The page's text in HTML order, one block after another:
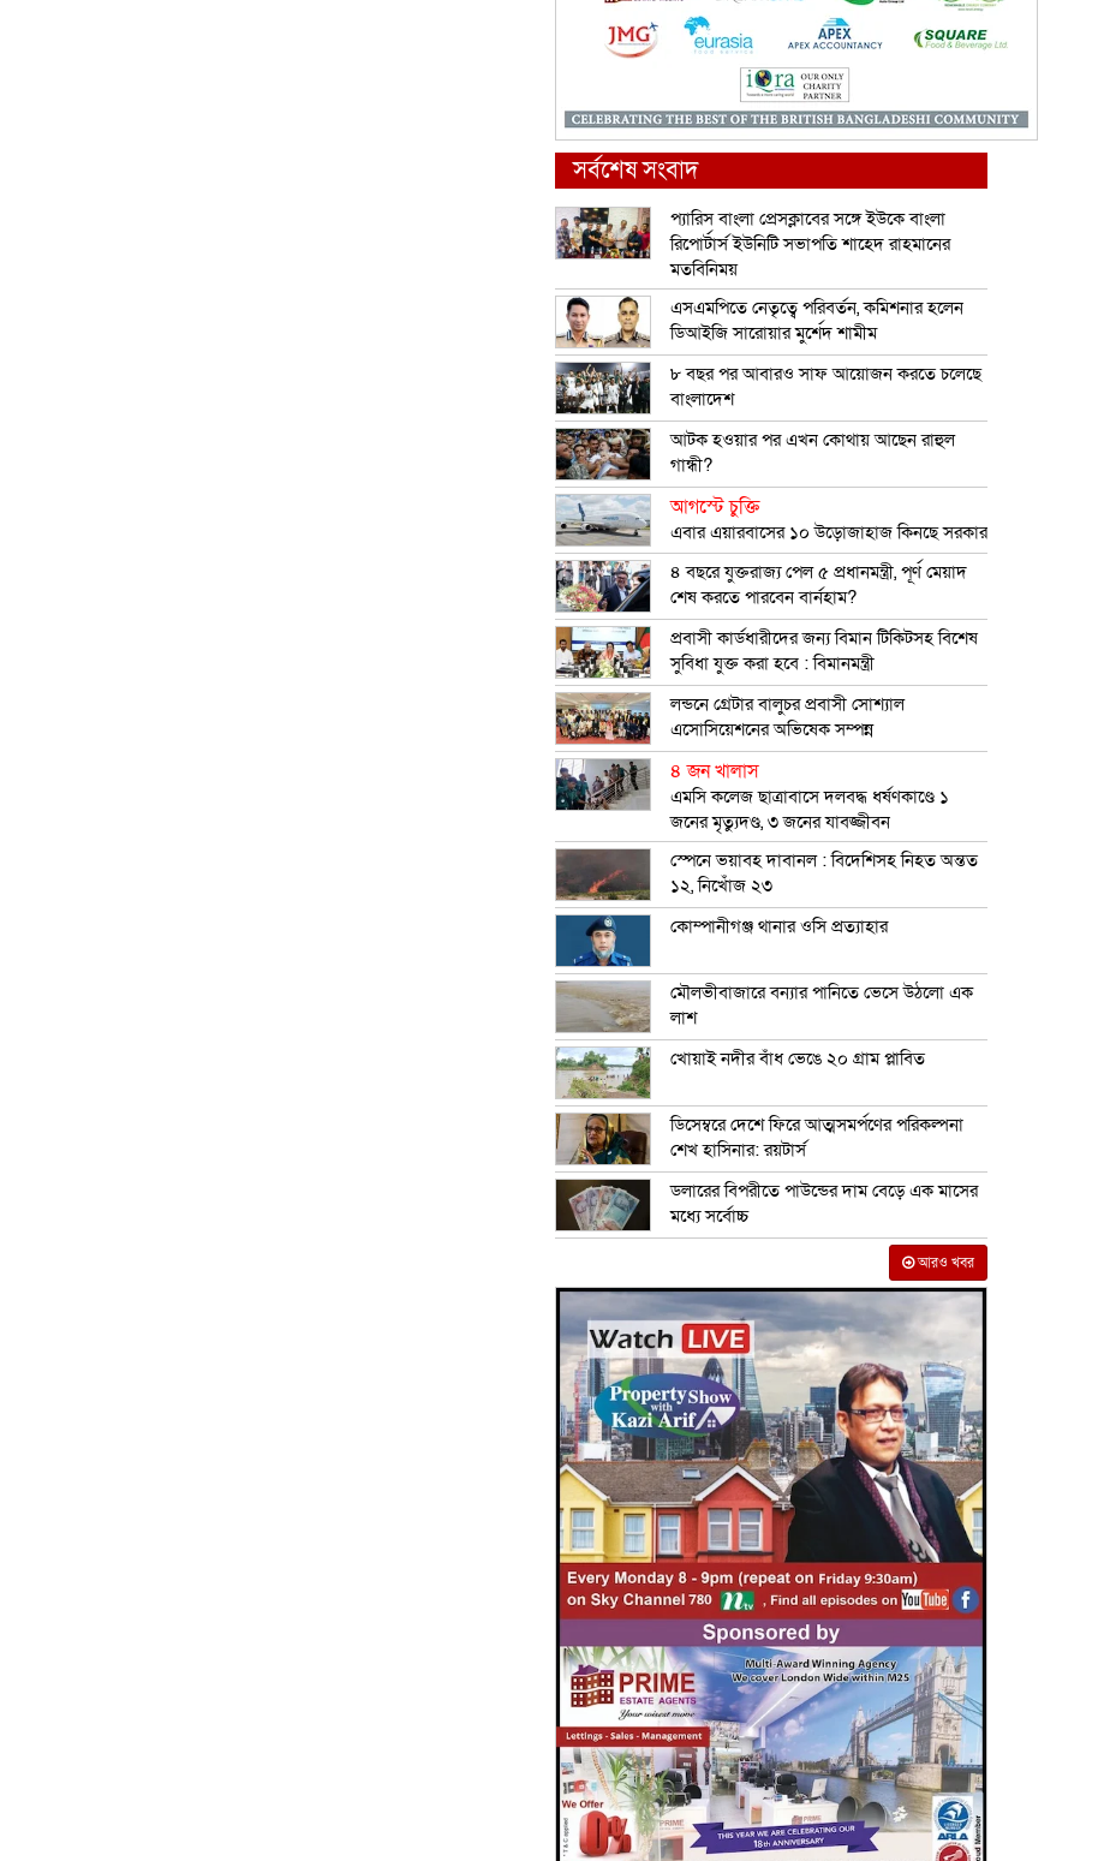
সর্বশেষ সংবাদ
প্যারিস বাংলা প্রেসক্লাবের সঙ্গে ইউকে বাংলা
রিপোর্টার্স ইউনিটি সভাপতি শাহেদ রাহমানের
মতবিনিময়
এসএমপিতে নেতৃত্বে পরিবর্তন, কমিশনার হলেন
ডিআইজি সারোয়ার মুর্শেদ শামীম
৮ বছর পর আবারও সাফ আয়োজন করতে চলেছে
বাংলাদেশ
আটক হওয়ার পর এখন কোথায় আছেন রাহুল
গান্ধী?
আগস্টে চুক্তি
এবার এয়ারবাসের ১০ উড়োজাহাজ কিনছে সরকার
৪ বছরে যুক্তরাজ্য পেল ৫ প্রধানমন্ত্রী, পূর্ণ মেয়াদ
শেষ করতে পারবেন বার্নহাম?
প্রবাসী কার্ডধারীদের জন্য বিমান টিকিটসহ বিশেষ
সুবিধা যুক্ত করা হবে : বিমানমন্ত্রী
লন্ডনে গ্রেটার বালুচর প্রবাসী সোশ্যাল
এসোসিয়েশনের অভিষেক সম্পন্ন
৪ জন খালাস
এমসি কলেজ ছাত্রাবাসে দলবদ্ধ ধর্ষণকাণ্ডে ১
জনের মৃত্যুদণ্ড, ৩ জনের যাবজ্জীবন
স্পেনে ভয়াবহ দাবানল : বিদেশিসহ নিহত অন্তত
১২, নিখোঁজ ২৩
কোম্পানীগঞ্জ থানার ওসি প্রত্যাহার
মৌলভীবাজারে বন্যার পানিতে ভেসে উঠলো এক
লাশ
খোয়াই নদীর বাঁধ ভেঙে ২০ গ্রাম প্লাবিত
ডিসেম্বরে দেশে ফিরে আত্মসমর্পণের পরিকল্পনা
শেখ হাসিনার: রয়টার্স
ডলারের বিপরীতে পাউন্ডের দাম বেড়ে এক মাসের
মধ্যে সর্বোচ্চ
আরও খবর